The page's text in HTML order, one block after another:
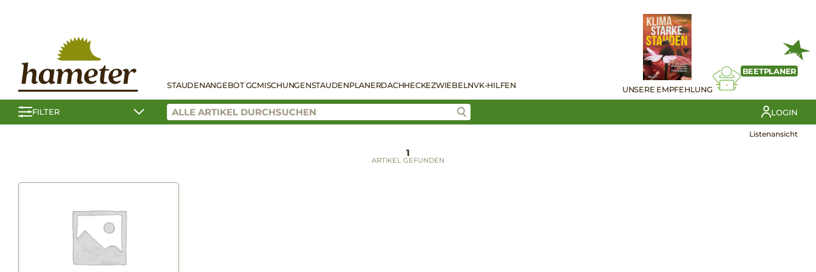
STAUDENANGEBOT GCMISCHUNGENSTAUDENPLANERDACHHECKEZWIEBELNVK-HILFEN UNSERE EMPFEHLUNG
NEU
BEETPLANER
FILTER LOGIN
Listenansicht
1
ARTIKEL GEFUNDEN